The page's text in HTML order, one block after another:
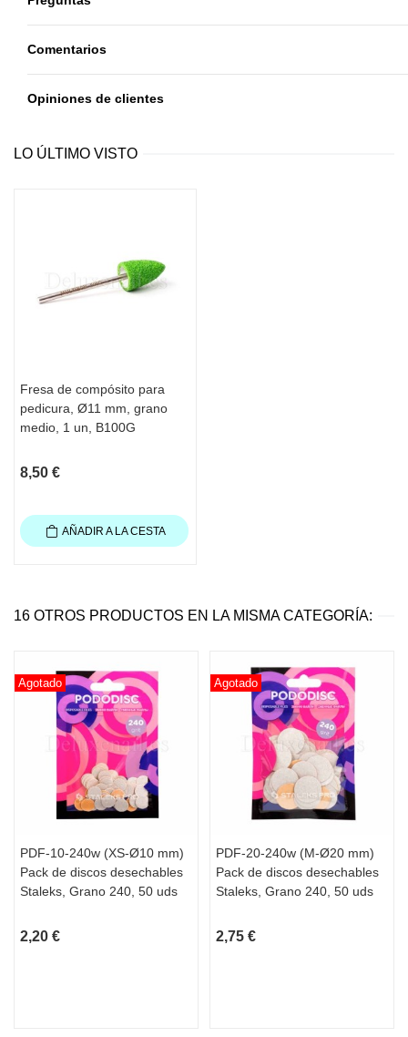
Precio por unidad
Comentarios
Opiniones de clientes
LO ÚLTIMO VISTO
Fresa de compósito para
pedicura, Ø11 mm, grano
medio, 1 un, B100G
8,50 €
AÑADIR A LA CESTA
16 OTROS PRODUCTOS EN LA MISMA CATEGORÍA:
Agotado
PDF-10-240w (XS-Ø10 mm)
Pack de discos desechables
Staleks, Grano 240, 50 uds
2,20 €
Agotado
PDF-20-240w (M-Ø20 mm)
Pack de discos desechables
Staleks, Grano 240, 50 uds
2,75 €